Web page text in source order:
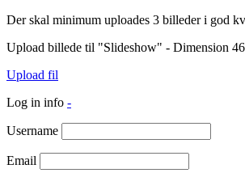
Der skal minimum uploades 3 billeder i god
Upload billede til "Slideshow" - Dimension
Upload fil
Log in info -
Username
Email